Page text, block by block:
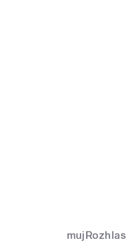
mujRozhlas